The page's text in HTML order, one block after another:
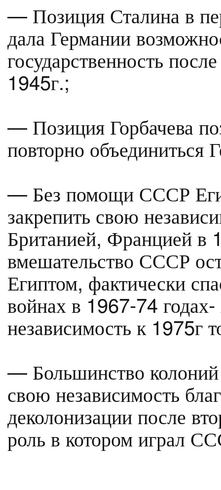
— Позиция Сталина в
дала Германии
государственность
1945г.;
— Позиция Горбачева
повторно объединиться
— Без помощи СССР
закрепить свою
Британией, Францией в
вмешательство СССР
Египтом, фактически
войнах в 1967-74
независимость к 1975г
— Большинство
свою независимость
деколонизации после
роль в котором играл